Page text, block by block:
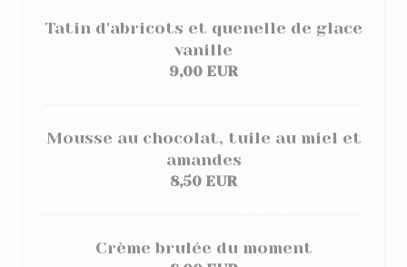
Tatin d'abricots et quenelle de glace
vanille
9,00 EUR
Mousse au chocolat, tuile au miel et
amandes
8,50 EUR
Crème brulée du moment